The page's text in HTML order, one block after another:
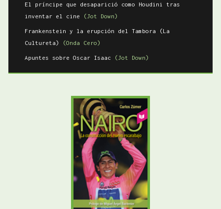
El príncipe que desaparició como Houdini tras
inventar el cine
(Jot Down)
Frankenstein y la erupción del Tambora (La
Cultureta)
(Onda Cero)
Apuntes sobre Oscar Isaac (Jot Down)